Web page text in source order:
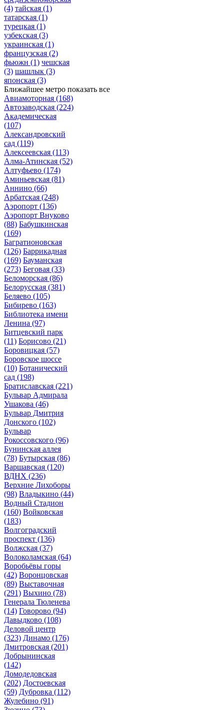
(4) тайская (1)
татарская (1)
турецкая (1)
узбекская (3)
украинская (1)
французская (2)
фьюжн (1) чешская
(3) шашлык (3)
японская (3)
Ближайшее метро показать все
Авиамоторная (168)
Автозаводская (224)
Академическая
(107)
Александровский
сад (119)
Алексеевская (113)
Алма-Атинская (52)
Алтуфьево (174)
Аминьевская (81)
Аннино (66)
Арбатская (248)
Аэропорт (136)
Аэропорт Внуково
(88) Бабушкинская
(169)
Багратионовская
(126) Баррикадная
(169) Бауманская
(273) Беговая (33)
Беломорская (86)
Белорусская (381)
Беляево (105)
Бибирево (163)
Библиотека имени
Ленина (97)
Битцевский парк
(11) Борисово (21)
Боровицкая (57)
Боровское шоссе
(10) Ботанический
сад (198)
Братиславская (221)
Бульвар Адмирала
Ушакова (46)
Бульвар Дмитрия
Донского (102)
Бульвар
Рокоссовского (96)
Бунинская аллея
(78) Бутырская (86)
Варшавская (120)
ВДНХ (236)
Верхние Лихоборы
(98) Владыкино (44)
Водный Стадион
(160) Войковская
(183)
Волгоградский
проспект (136)
Волжская (37)
Волоколамская (64)
Воробьёвы горы
(42) Воронцовская
(89) Выставочная
(291) Выхино (78)
Генерала Тюленева
(14) Говорово (94)
Давыдково (108)
Деловой центр
(323) Динамо (176)
Дмитровская (201)
Добрынинская
(142)
Домодедовская
(202) Достоевская
(59) Дубровка (112)
Жулебино (91)